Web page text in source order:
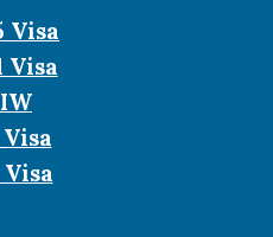
Visa
Visa
Visa
Visa